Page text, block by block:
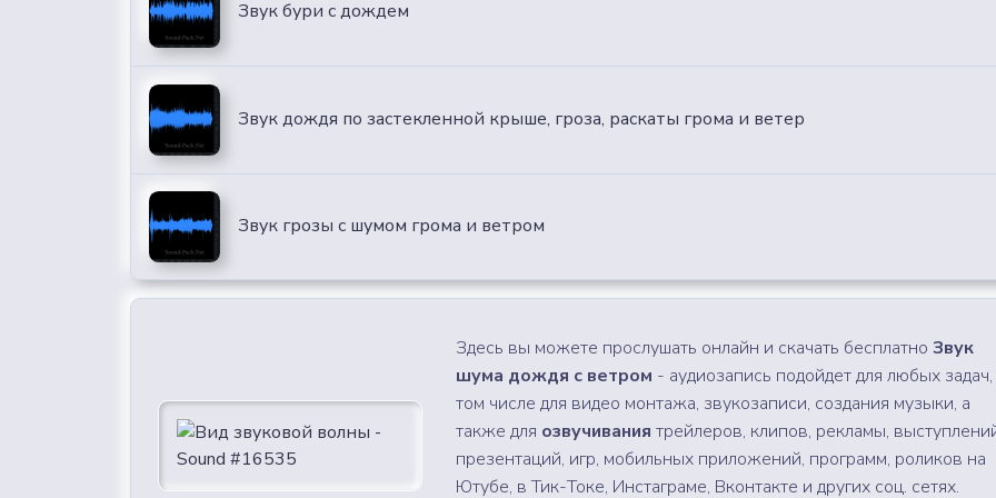
Звук бури с дождем
Звук дождя по застекленной крыше, гроза, раскаты грома и ветер
Звук грозы с шумом грома и ветром
Здесь вы можете прослушать онлайн и скачать бесплатноЗвук
шума дождя с ветром - аудиозапись подойдет для любых
том числе для видео монтажа, звукозаписи, создания музыки, а
также для озвучивания трейлеров, клипов, рекламы,
презентаций, игр, мобильных приложений, программ, роликов на
Ютубе, в Тик-Токе, Инстаграме, Вконтакте и других соц. сетях.